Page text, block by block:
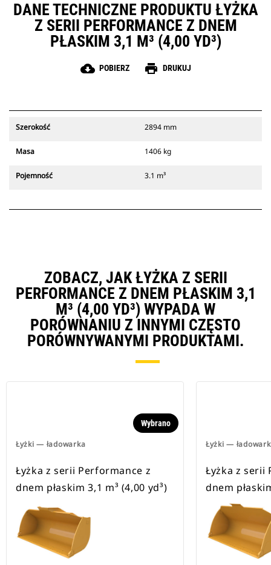
DANE TECHNICZNE PRODUKTU ŁYŻKA
Z SERII PERFORMANCE Z DNEM
PŁASKIM 3,1 M³ (4,00 YD³)
cloud_download POBIERZ print DRUKUJ
Szerokość 2894 mm
Masa 1406 kg
Pojemność 3.1 m³
ZOBACZ, JAK ŁYŻKA Z SERII
PERFORMANCE Z DNEM PŁASKIM 3,1
M³ (4,00 YD³) WYPADA W
PORÓWNANIU Z INNYMI CZĘSTO
PORÓWNYWANYMI PRODUKTAMI.
Łyżki — ładowarka
Wybrano
Łyżka z serii Performance z
dnem płaskim 3,1 m³ (4,00 yd³)
Łyżki —
Łyżka z serii
dnem